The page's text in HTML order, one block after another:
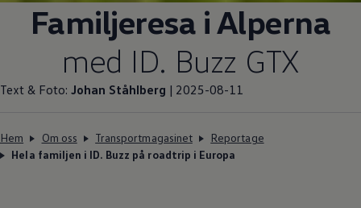
Familjeresa i Alperna
med ID. Buzz GTX
Text & Foto: Johan Ståhlberg | 2025-08-11
Hem Om oss Transportmagasinet
Reportage
Hela familjen i ID. Buzz på roadtrip i Europa